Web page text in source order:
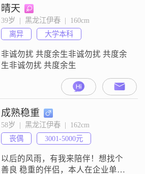
晴天
39岁  |  黑龙江伊春  |  160cm
离异
大学本科
非诚勿扰 共度余生非诚勿扰 共度余
生非诚勿扰 共度余生
成熟稳重
58岁  |  黑龙江伊春  |  162cm
丧偶
3001-5000元
以后的风雨，有我来陪伴！想找个
善良 稳重的伴侣，本人在企业单位